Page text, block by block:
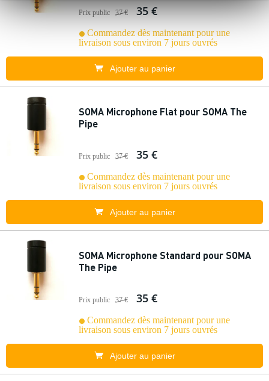
Prix public 37 € 35 €
Commandez dès maintenant pour une
livraison sous environ 7 jours ouvrés
Ajouter au panier
SOMA Microphone Flat pour SOMA The
Pipe
Prix public 37 € 35 €
Commandez dès maintenant pour une
livraison sous environ 7 jours ouvrés
Ajouter au panier
SOMA Microphone Standard pour SOMA
The Pipe
Prix public 37 € 35 €
Commandez dès maintenant pour une
livraison sous environ 7 jours ouvrés
Ajouter au panier